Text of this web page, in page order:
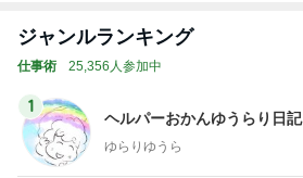
ジャンルランキング
仕事術 25,356人参加中
1
ヘルパーおかんゆうらり日記
ゆらりゆうら